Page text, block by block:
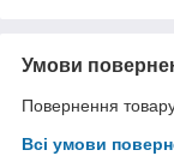
Умови
Повернення
Всі умови